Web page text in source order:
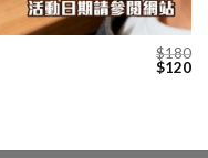
$180
Original
price
$120